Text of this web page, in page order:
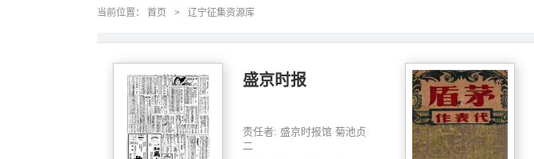
当前位置： 首页 > 辽宁征集资源库
盛京时报
责任者: 盛京时报馆 菊池贞
二